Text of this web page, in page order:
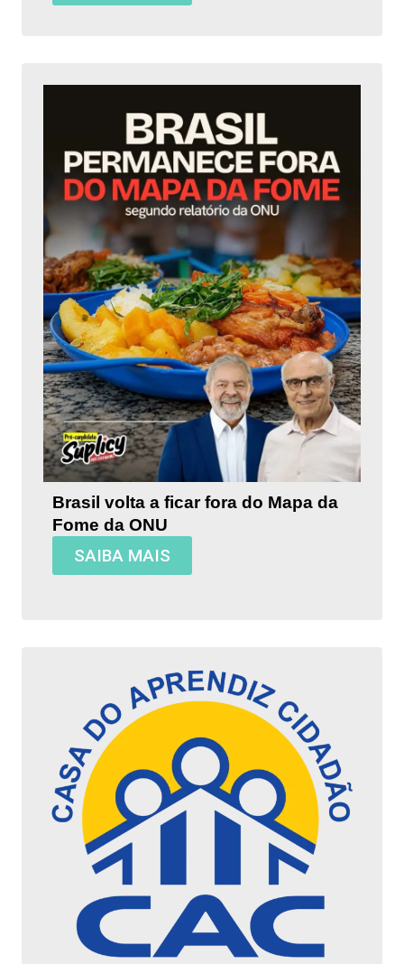
Brasil volta a ficar fora do Mapa da
Fome da ONU
SAIBA MAIS